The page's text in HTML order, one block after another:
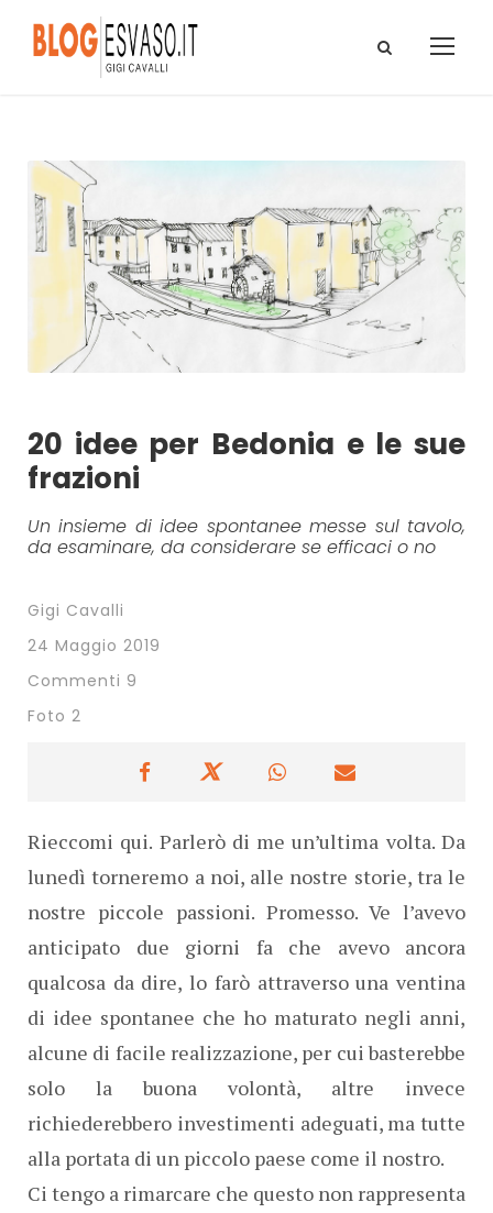
20 idee per Bedonia e le sue
frazioni
Un insieme di idee spontanee messe sul tavolo,
da esaminare, da considerare se efficaci o no
Gigi Cavalli
24 Maggio 2019
Commenti 9
Foto 2
Rieccomi qui. Parlerò di me un’ultima volta. Da
lunedì torneremo a noi, alle nostre storie, tra le
nostre piccole passioni. Promesso. Ve l’avevo
anticipato due giorni fa che avevo ancora
qualcosa da dire, lo farò attraverso una ventina
di idee spontanee che ho maturato negli anni,
alcune di facile realizzazione, per cui basterebbe
solo la buona volontà, altre invece
richiederebbero investimenti adeguati, ma tutte
alla portata di un piccolo paese come il nostro.
Ci tengo a rimarcare che questo non rappresenta